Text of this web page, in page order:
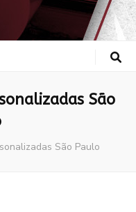
São
São Paulo